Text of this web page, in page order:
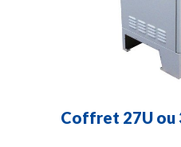
Coffret 27U ou